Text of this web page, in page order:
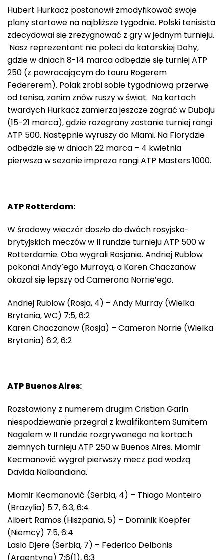
Hubert Hurkacz postanowił zmodyfikować swoje
plany startowe na najbliższe tygodnie. Polski tenisista
zdecydował się zrezygnować z gry w jednym turnieju.
Nasz reprezentant nie poleci do katarskiej Dohy,
gdzie w dniach 8-14 marca odbędzie się turniej ATP
250 (z powracającym do touru Rogerem
Federerem). Polak zrobi sobie tygodniową przerwę
od tenisa, zanim znów ruszy w świat. Na kortach
twardych Hurkacz zamierza jeszcze zagrać w Dubaju
(15-21 marca), gdzie rozegrany zostanie turniej rangi
ATP 500. Następnie wyruszy do Miami. Na Florydzie
odbędzie się w dniach 22 marca – 4 kwietnia
pierwsza w sezonie impreza rangi ATP Masters 1000.
ATP Rotterdam:
W środowy wieczór doszło do dwóch rosyjsko-
brytyjskich meczów w II rundzie turnieju ATP 500 w
Rotterdamie. Oba wygrali Rosjanie. Andriej Rublow
pokonał Andy’ego Murraya, a Karen Chaczanow
okazał się lepszy od Camerona Norrie’ego.
Andriej Rublow (Rosja, 4) – Andy Murray (Wielka
Brytania, WC) 7:5, 6:2
Karen Chaczanow (Rosja) – Cameron Norrie (Wielka
Brytania) 6:2, 6:2
ATP Buenos Aires:
Rozstawiony z numerem drugim Cristian Garin
niespodziewanie przegrał z kwalifikantem Sumitem
Nagalem w II rundzie rozgrywanego na kortach
ziemnych turnieju ATP 250 w Buenos Aires. Miomir
Kecmanović wygrał pierwszy mecz pod wodzą
Davida Nalbandiana.
Miomir Kecmanović (Serbia, 4) – Thiago Monteiro
(Brazylia) 5:7, 6:3, 6:4
Albert Ramos (Hiszpania, 5) – Dominik Koepfer
(Niemcy) 7:5, 6:4
Laslo Djere (Serbia, 7) – Federico Delbonis
(Argentyna) 7:6(1), 6:3